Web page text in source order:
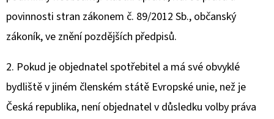
povinnosti stran zákonem č. 89/2012 Sb., občanský
zákoník, ve znění pozdějších předpisů.
2. Pokud je objednatel spotřebitel a má své obvyklé
bydliště v jiném členském státě Evropské unie, než je
Česká republika, není objednatel v důsledku volby práva